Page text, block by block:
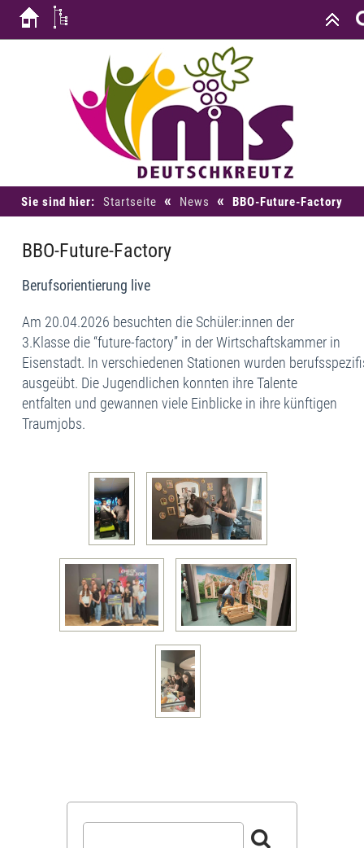
Sie sind hier: Startseite « News « BBO-Future-Factory
BBO-Future-Factory
Berufsorientierung live
Am 20.04.2026 besuchten die Schüler:innen der
3.Klasse die “future-factory” in der Wirtschaftskammer in
Eisenstadt. In verschiedenen Stationen wurden
ausgeübt. Die Jugendlichen konnten ihre Talente
entfalten und gewannen viele Einblicke in ihre künftigen
Traumjobs.